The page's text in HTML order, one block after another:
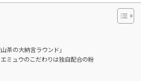
茶の大納言ラウンド」
ミュウのこだわりは独自配合の粉